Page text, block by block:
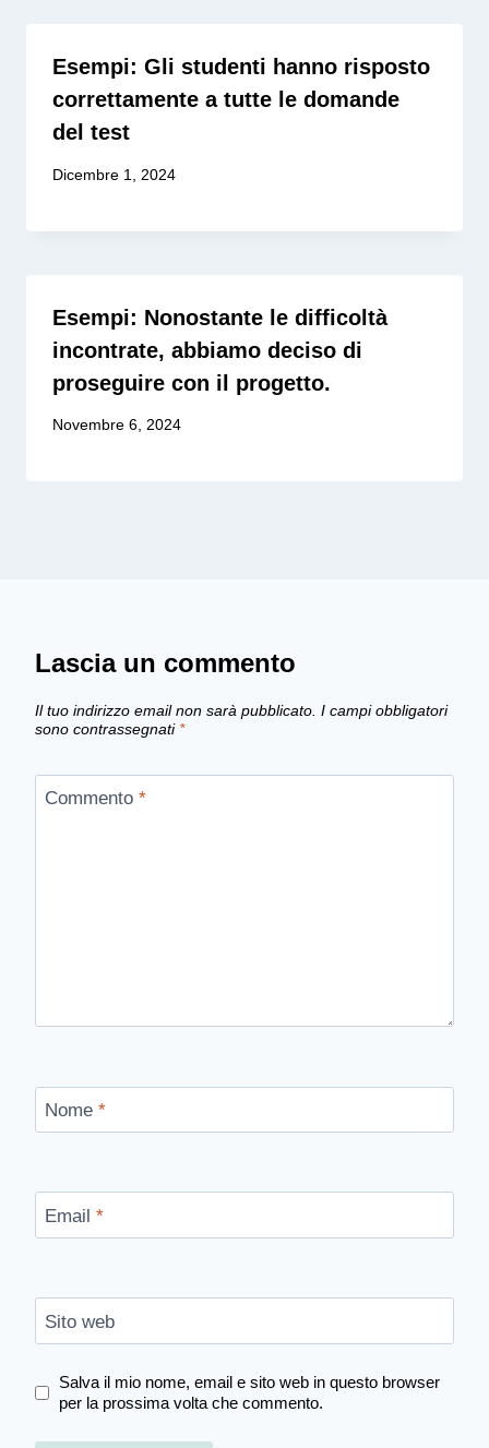
Esempi: Gli studenti hanno risposto
correttamente a tutte le domande
del test
Dicembre 1, 2024
Esempi: Nonostante le difficoltà
incontrate, abbiamo deciso di
proseguire con il progetto.
Novembre 6, 2024
Lascia un commento
Il tuo indirizzo email non sarà pubblicato. I campi obbligatori
sono contrassegnati *
Commento *
Nome *
Email *
Sito web
Salva il mio nome, email e sito web in questo browser
per la prossima volta che commento.